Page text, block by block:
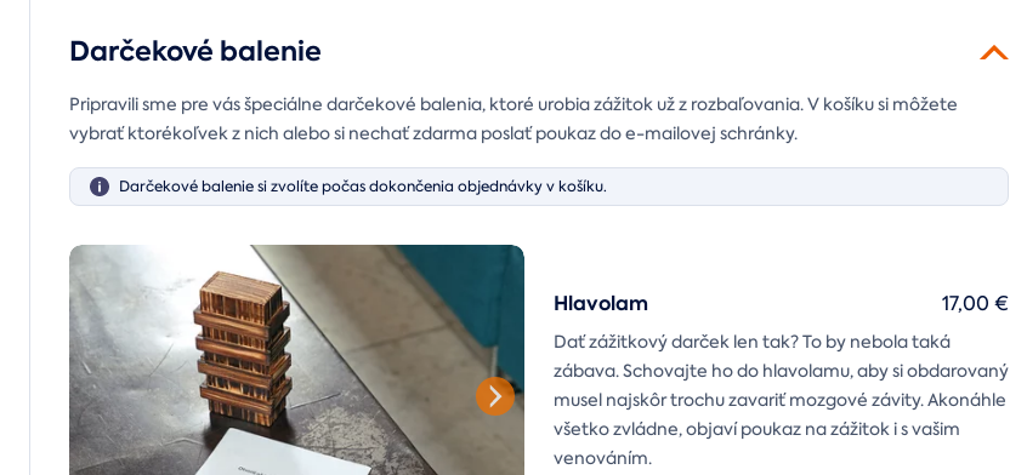
Darčekové balenie
Pripravili sme pre vás špeciálne darčekové balenia, ktoré urobia zážitok už z rozbaľovania. V košíku si môžete
vybrať ktorékoľvek z nich alebo si nechať zdarma poslať poukaz do e-mailovej schránky.
Darčekové balenie si zvolíte počas dokončenia objednávky v košíku.
Hlavolam
Dať zážitkový darček len tak? To by nebola taká
zábava. Schovajte ho do hlavolamu, aby si obdarovaný
musel najskôr trochu zavariť mozgové závity. Akonáhle
všetko zvládne, objaví poukaz na zážitok i s vašim
venováním.
17,00 €